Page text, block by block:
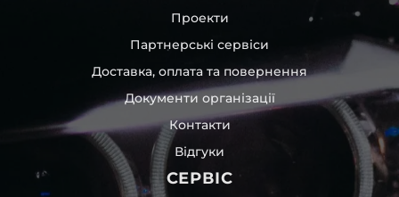
Проекти
Партнерські сервіси
Доставка, оплата та повернення
Документи організації
Контакти
Відгуки
СЕРВІС